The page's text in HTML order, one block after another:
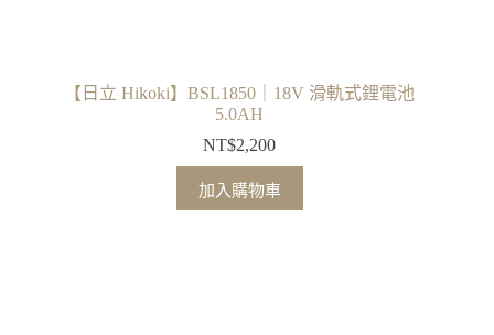
【日立 Hikoki】BSL1850｜18V 滑軌式鋰電池
5.0AH
NT$2,200
加入購物車